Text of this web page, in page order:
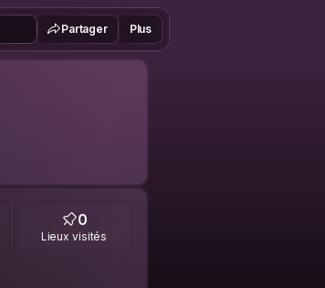
Partager Plus
0
Lieux visités